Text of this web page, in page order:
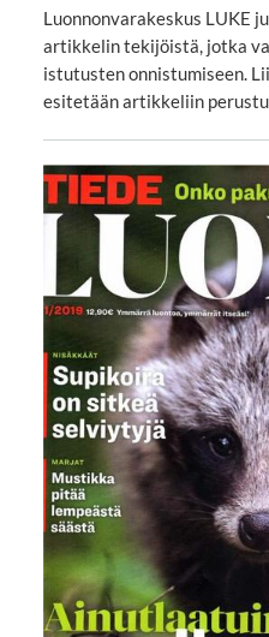
Luonnonvarakeskus LUKE
artikkelin tekijöistä, jotka
istutusten onnistumiseen.
esitetään artikkeliin